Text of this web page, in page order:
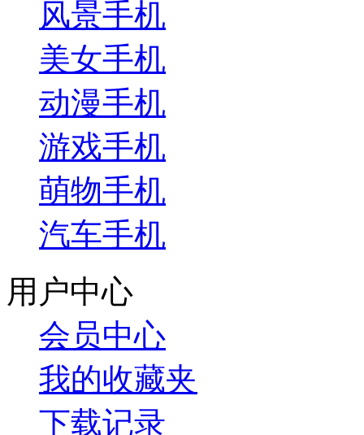
风景手机
美女手机
动漫手机
游戏手机
萌物手机
汽车手机
用户中心
会员中心
我的收藏夹
下载记录